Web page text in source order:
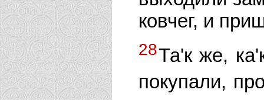
ковчег, и
28Та'к же,
покупали,